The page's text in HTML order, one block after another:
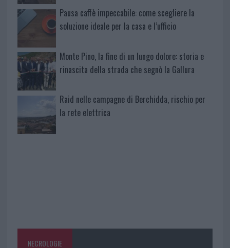
Pausa caffè impeccabile: come scegliere la
soluzione ideale per la casa e l’ufficio
Monte Pino, la fine di un lungo dolore: storia e
rinascita della strada che segnò la Gallura
Raid nelle campagne di Berchidda, rischio per
la rete elettrica
NECROLOGIE